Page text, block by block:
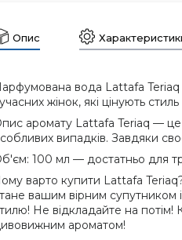
Опис
вода Lattafa
жінок, які цінують стиль
аромату Lattafa Teriaq — це
випадків. Завдяки
100 мл — достатньо для
варто купити Lattafa
вашим вірним супутником
Не відкладайте на
ароматом!